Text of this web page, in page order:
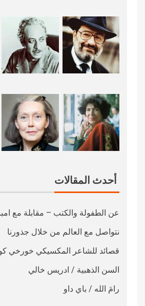
أحدث المقالات
عن الطفولة والكتب – مقابلة مع
نتواصل مع العالم من خلال جذورنا
قصائد للشاعر المكسيكي خورخي
السن الذهبية / ادريس خالي
رامَ الله / باي داو